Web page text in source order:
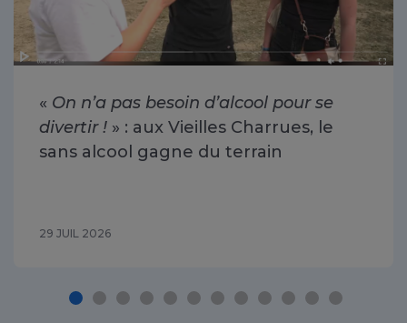
« On n’a pas besoin d’alcool pour se
divertir ! » : aux Vieilles Charrues, le
sans alcool gagne du terrain
29 JUIL 2026